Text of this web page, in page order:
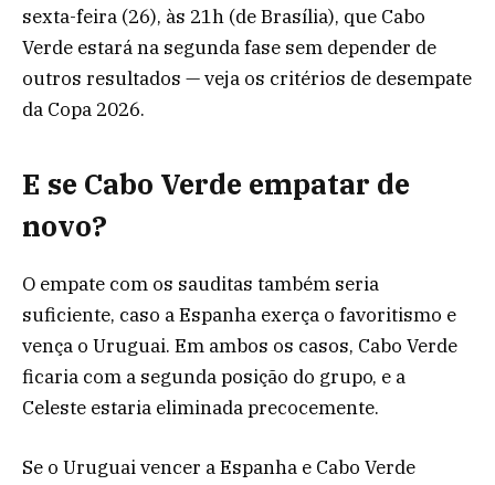
sexta-feira (26), às 21h (de Brasília), que Cabo
Verde estará na segunda fase sem depender de
outros resultados — veja os critérios de desempate
da Copa 2026.
E se Cabo Verde empatar de
novo?
O empate com os sauditas também seria
suficiente, caso a Espanha exerça o favoritismo e
vença o Uruguai. Em ambos os casos, Cabo Verde
ficaria com a segunda posição do grupo, e a
Celeste estaria eliminada precocemente.
Se o Uruguai vencer a Espanha e Cabo Verde